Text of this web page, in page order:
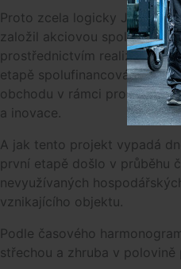
Proto zcela logicky
založil akciovou společnost
prostřednictvím realizuje
etapě spolufinancován
obchodu v rámci programu
a inovace.
A jak tento projekt vypadá
první etapě došlo v průběhu
nevyužívaných
vznikajícího objektu.
Podle časového
střechou a zhruba v